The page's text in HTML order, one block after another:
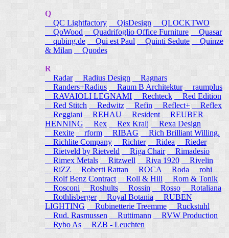
Q
QC Lightfactory
QisDesign
QLOCKTWO
QoWood Quadrifoglio Office Furniture
Quasar
qubing.de
Qui est Paul Quinti Sedute
Quinze
& Milan
Quodes
R
Radar
Radius Design
Ragnars
Randers+Radius
Raum B Architektur raumplus
RAVAIOLI LEGNAMI
Rechteck
Red Edition
Red Stitch
Redwitz Refin Reflect+
Reflex
Reggiani
REHAU Resident
REUBER
HENNING
Rex Rex Kralj
Rexa Design
Rexite
rform RIBAG
Rich Brilliant Willing.
Richlite Company
Richter Ridea
Rieder
Rietveld by Rietveld
Riga Chair
Rimadesio
Rimex Metals
Ritzwell Riva 1920
Rivelin
RiZZ
Roberti Rattan ROCA Roda
rohi
Rolf Benz Contract
Roll & Hill
Rom & Tonik
Rosconi Roshults Rossin Rosso
Rotaliana
Rothlisberger
Royal Botania
RUBEN
LIGHTING
Rubinetterie Treemme
Ruckstuhl
Rud. Rasmussen
Ruttimann
RVW Production
Rybo As
RZB - Leuchten